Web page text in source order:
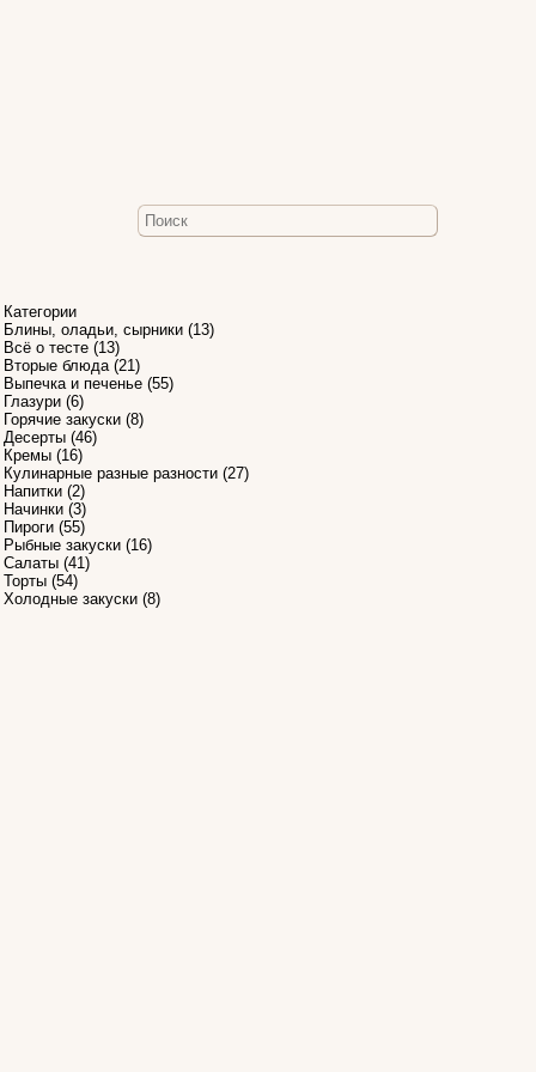
Категории
Блины, оладьи, сырники(13)
Всё о тесте(13)
Вторые блюда(21)
Выпечка и печенье(55)
Глазури(6)
Горячие закуски(8)
Десерты(46)
Кремы(16)
Кулинарные разные разности(27)
Напитки(2)
Начинки(3)
Пироги(55)
Рыбные закуски(16)
Салаты(41)
Торты(54)
Холодные закуски(8)